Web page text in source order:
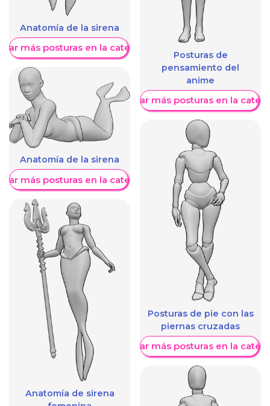
Anatomía de la sirena
más posturas en la categoría
Anatomía de la sirena
más posturas en la categoría
Anatomía de sirena
Posturas de
pensamiento del
anime
Mostrar más posturas en la
Posturas de pie con las
piernas cruzadas
Mostrar más posturas en la